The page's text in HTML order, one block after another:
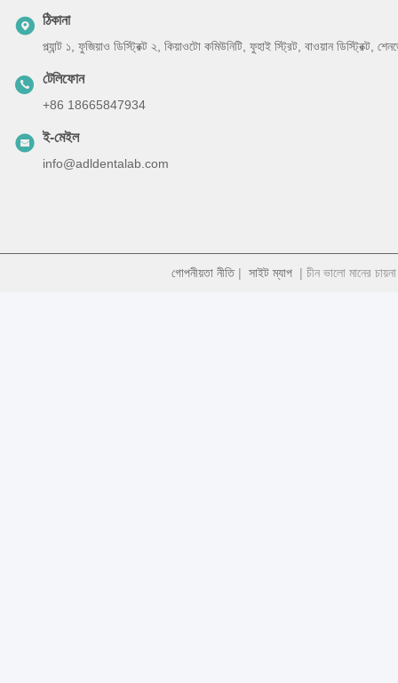
ঠিকানা
প্ল্যান্ট ১, ফুজিয়াও ডিস্ট্রিক্ট ২, কিয়াওটো কমিউনিটি, ফুহাই স্ট্রিট, বাওয়ান ডিস্ট্রিক্ট,
টেলিফোন
+86 18665847934
ই-মেইল
info@adldentalab.com
গোপনীয়তা নীতি| সাইট ম্যাপ| চীন ভালো মানের